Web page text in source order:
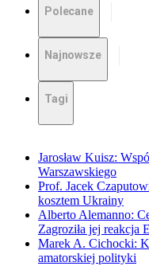
Polecane
Najnowsze
Tagi
Jarosław Kuisz:
Warszawskiego
Prof. Jacek
kosztem Ukrainy
Alberto Alemanno:
Zagroziła jej reakcja
Marek A. Cichocki:
amatorskiej polityki